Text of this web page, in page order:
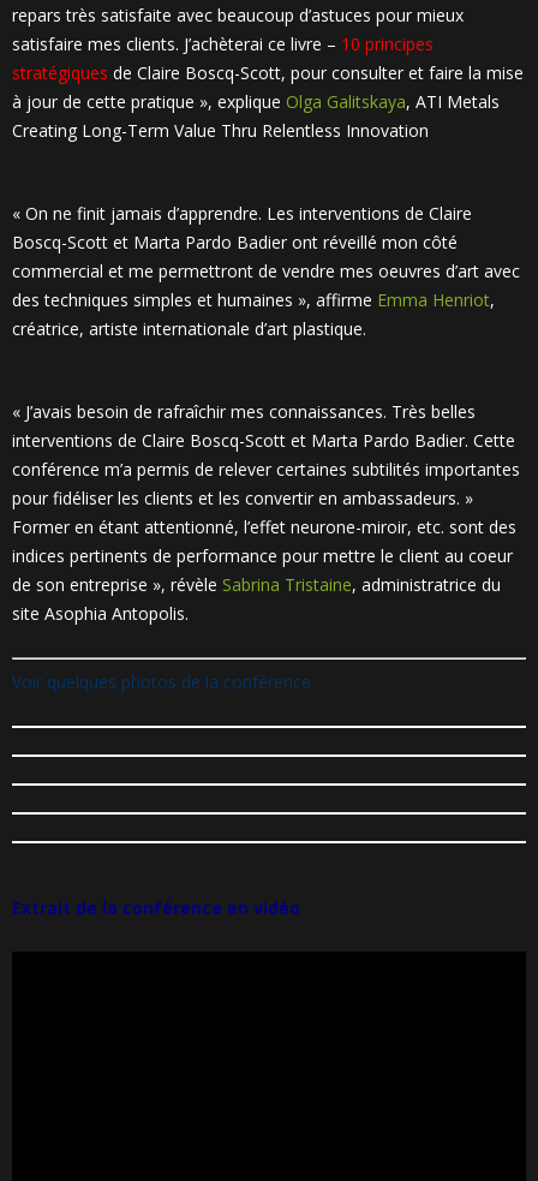
repars très satisfaite avec beaucoup d’astuces pour mieux
satisfaire mes clients. J’achèterai ce livre – 10 principes
stratégiques de Claire Boscq-Scott, pour consulter et faire la mise
à jour de cette pratique », explique Olga Galitskaya, ATI Metals
Creating Long-Term Value Thru Relentless Innovation
« On ne finit jamais d’apprendre. Les interventions de Claire
Boscq-Scott et Marta Pardo Badier ont réveillé mon côté
commercial et me permettront de vendre mes oeuvres d’art avec
des techniques simples et humaines », affirme Emma Henriot,
créatrice, artiste internationale d’art plastique.
« J’avais besoin de rafraîchir mes connaissances. Très belles
interventions de Claire Boscq-Scott et Marta Pardo Badier. Cette
conférence m’a permis de relever certaines subtilités importantes
pour fidéliser les clients et les convertir en ambassadeurs. »
Former en étant attentionné, l’effet neurone-miroir, etc. sont des
indices pertinents de performance pour mettre le client au coeur
de son entreprise », révèle Sabrina Tristaine, administratrice du
site Asophia Antopolis.
Voir quelques photos de la conférence
Extrait de la conférence en vidéo